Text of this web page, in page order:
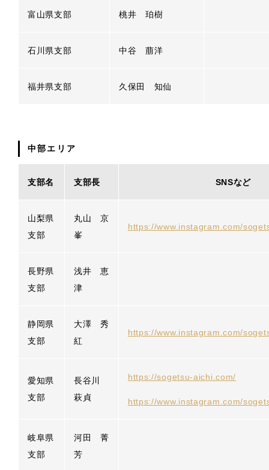
富山県支部 桃井 珀樹
石川県支部 中谷 萠洋
福井県支部 久保田 知仙
中部エリア
支部名 支部長 SNSなど
山梨県
支部
丸山 京
峯
https://www.instagram.com/
長野県
支部
浅井 恵
津
静岡県
支部
大澤 秀
紅
https://www.instagram.com/
愛知県
支部
長谷川
萩貞
https://sogetsu-aichi.com/
https://www.instagram.com/
岐阜県
支部
河田 菁
芳